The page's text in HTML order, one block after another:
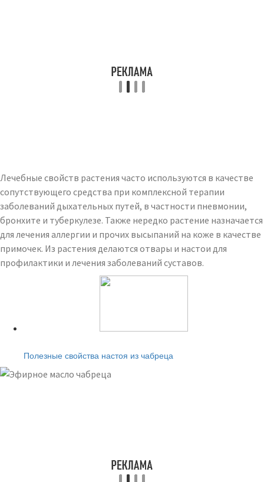
Лечебные свойств растения часто используются в качестве
сопутствующего средства при комплексной терапии
заболеваний дыхательных путей, в частности пневмонии,
бронхите и туберкулезе. Также нередко растение назначается
для лечения аллергии и прочих высыпаний на коже в качестве
примочек. Из растения делаются отвары и настои для
профилактики и лечения заболеваний суставов.
Полезные свойства настоя из чабреца